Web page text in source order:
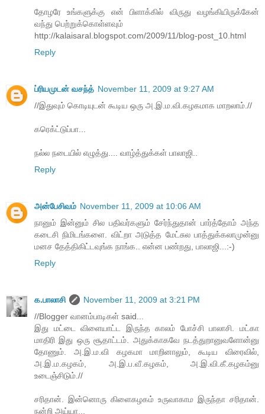
தோழரே உங்களுக்கு என் பிளாக்கில் விருது வழங்கியிருக்கேன்
வந்து பெற்றுக்கொள்ளவும்
http://kalaisaral.blogspot.com/2009/11/blog-post_10.html
Reply
ப்ரியமுடன் வசந்த் November 11, 2009 at 9:27 AM
//இதுவும் கொடியுடன் கூடிய ஒரு அ.இ.ம.வி.கழகமாக மாறலாம்.//
கரெக்ட்டுப்பா...
நல்ல நடையில் எழுத்து.... வாழ்த்துக்கள் பாலாஜி..
Reply
அன்பேசிவம் November 11, 2009 at 10:06 AM
நானும் இன்னும் சில பதிவர்களும் சேர்ந்துதான் பார்த்தோம் அந்த
கடைசி நிமிடங்களை. விட்றா அடுத்த மேட்சுல பாத்துக்கலாமுன்னு
மனச தேத்திகிட்டவுங்க நாங்க.. என்ன பண்றது, பாலாஜி...:-)
Reply
க.பாலாசி
November 11, 2009 at 3:21 PM
//Blogger வானம்பாடிகள் said...
இது மட்டை விளையாட்ட இருந்த காலம் போச்சி பாலாசி. மட்கா
மாதிரி இது ஒரு சூதாட்டம். அதுக்காகவே நடத்துறானுவளோன்னு
தோணும். அ.இ.ம.வி கழகமா மாறினாலும், கூடிய விரைவில்,
அ.இ.ம.கழகம், அ.இ.ப.வீ.கழகம், அ.இ.வி.கீ.கழகம்னு
உடைஞ்சிடும்.//
சரிதான். இன்னொரு கிளைகழகம் உருவாகாம இருந்தா சரிதான்.
நன்றி அய்யா...